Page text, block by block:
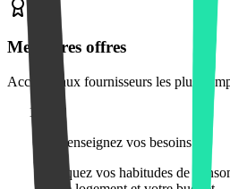
Meilleures offres
Accédez aux fournisseurs les plus
1. Renseignez vos besoins
Indiquez vos habitudes de